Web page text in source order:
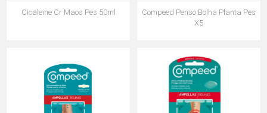
Cicaleine Cr Maos Pes 50ml
Compeed Penso Bolha Planta Pes
X5